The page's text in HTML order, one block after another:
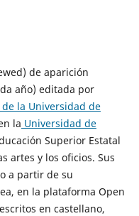
de aparición
año) editada por
la Universidad de
la Universidad de
Superior Estatal
artes y los oficios. Sus
a partir de su
en la plataforma Open
en castellano,